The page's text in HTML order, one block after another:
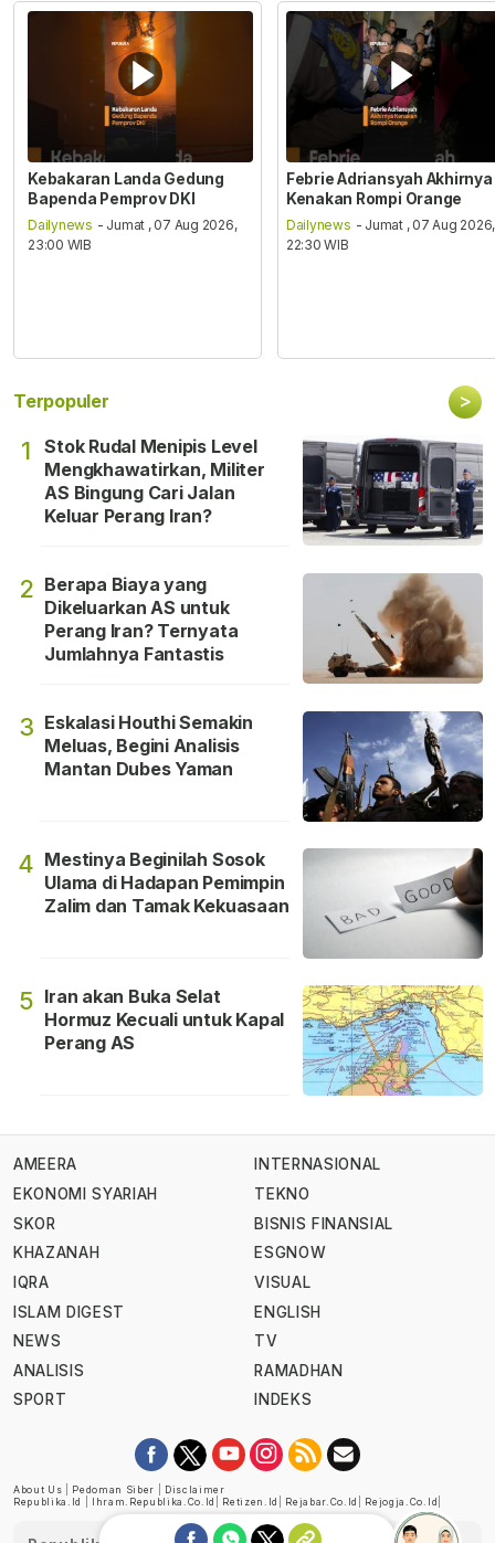
Kebakaran Landa Gedung
Bapenda Pemprov DKI
Dailynews - Jumat , 07 Aug 2026,
23:00 WIB
Febrie Adriansyah Akhirnya
Kenakan Rompi Orange
Dailynews - Jumat , 07 Aug 2026,
22:30 WIB
Terpopuler >
1
Stok Rudal Menipis Level
Mengkhawatirkan, Militer
AS Bingung Cari Jalan
Keluar Perang Iran?
2 Berapa Biaya yang
Dikeluarkan AS untuk
Perang Iran? Ternyata
Jumlahnya Fantastis
3 Eskalasi Houthi Semakin
Meluas, Begini Analisis
Mantan Dubes Yaman
4 Mestinya Beginilah Sosok
Ulama di Hadapan Pemimpin
Zalim dan Tamak Kekuasaan
5 Iran akan Buka Selat
Hormuz Kecuali untuk Kapal
Perang AS
AMEERA
EKONOMI SYARIAH
SKOR
KHAZANAH
IQRA
ISLAM DIGEST
NEWS
ANALISIS
SPORT
INTERNASIONAL
TEKNO
BISNIS FINANSIAL
ESGNOW
VISUAL
ENGLISH
TV
RAMADHAN
INDEKS
About Us Pedoman Siber
Disclaimer
Republika.id
Ihram.republika.co.id Retizen.id Rejabar.co.id Rejogja.co.id